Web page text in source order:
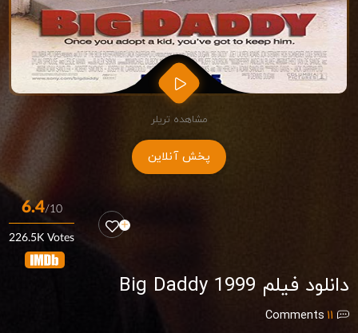
مشاهده تریلر
پخش آنلاین
6.4/10
226.5K Votes
دانلود فیلم Big Daddy 1999
11
Comments